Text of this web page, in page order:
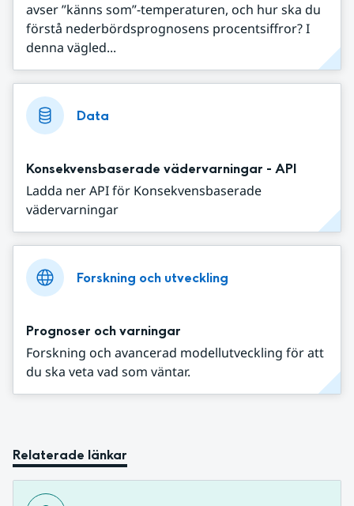
avser ”känns som”-temperaturen, och hur ska du
förstå nederbördsprognosens procentsiffror? I
denna vägled...
Data
Konsekvensbaserade vädervarningar - API
Ladda ner API för Konsekvensbaserade
vädervarningar
Forskning och utveckling
Prognoser och varningar
Forskning och avancerad modellutveckling för att
du ska veta vad som väntar.
Relaterade länkar